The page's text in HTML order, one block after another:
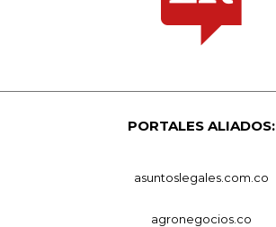
PORTALES ALIADOS:
asuntoslegales.com.co
agronegocios.co